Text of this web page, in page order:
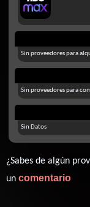
Sin proveedores para
Sin proveedores para
Sin Datos
¿Sabes de algún
un comentario